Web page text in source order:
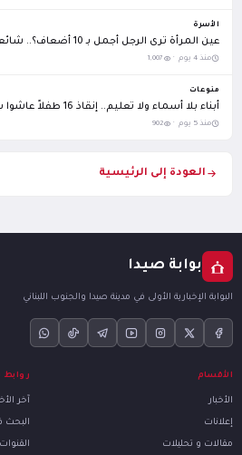
الأسرة
عين المرأة ترى الرجل أجمل بـ 10 أضعاف؟.. شائعة اجتاحت التواصل الاجتماعي
منذ 4 يوم · 1,007
منوعات
أبناء بلا أسماء ولا تعليم.. إنقاذ 16 طفلاً عاشوا سنوات في "غرفة الرعب"
منذ 5 يوم · 902
العودة إلى الرئيسية
بوابة صيدا
البوابة الإخبارية الأولى في مدينة صيدا والجنوب اللبناني
الأقسام
الأخبار
إعلانات
مقالات و تحليلات
آخر
البحث